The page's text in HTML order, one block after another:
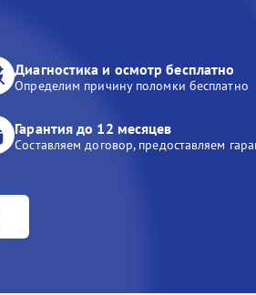
Диагностика и осмотр бесплатно
Определим причину поломки бесплатно
Гарантия до 12 месяцев
Составляем договор, предоставляем